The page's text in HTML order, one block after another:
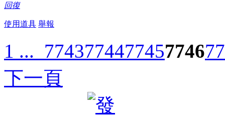
回復
使用道具 舉報
1 ... 7743774477457746
下一頁